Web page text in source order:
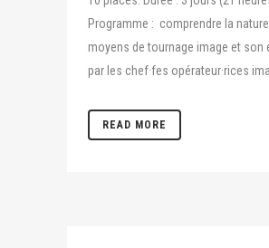
Programme : comprendre la
moyens de tournage image et son
par les chef·fes opérateur·rices
READ MORE